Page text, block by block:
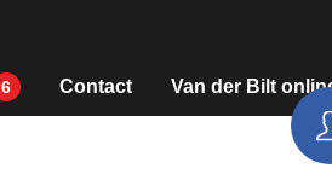
6 Contact Van der Bilt